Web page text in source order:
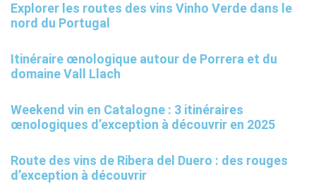
Explorer les routes des vins Vinho Verde dans le
nord du Portugal
Itinéraire œnologique autour de Porrera et du
domaine Vall Llach
Weekend vin en Catalogne : 3 itinéraires
œnologiques d’exception à découvrir en 2025
Route des vins de Ribera del Duero : des rouges
d’exception à découvrir